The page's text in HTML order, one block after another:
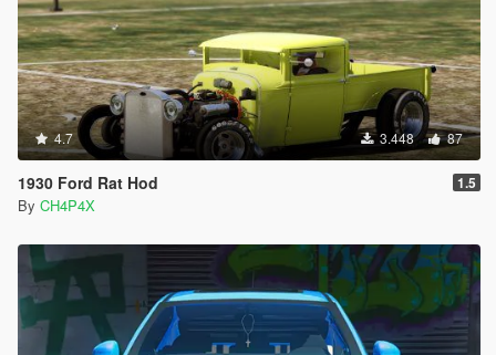
4.7 3.448 87
1930 Ford Rat Hod 1.5
By CH4P4X